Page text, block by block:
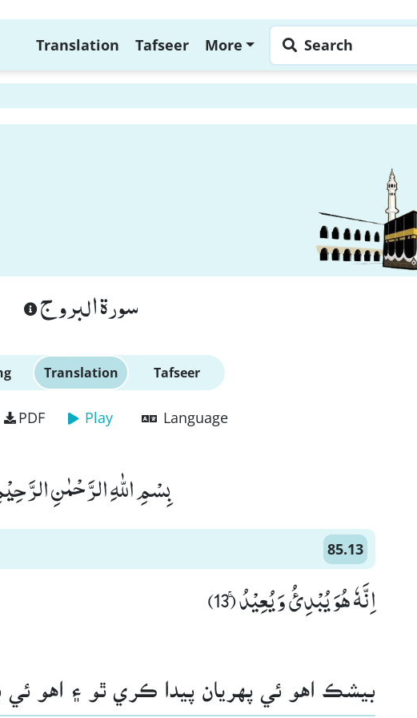
Translation Tafseer More Search
سورة البروج
Translation Tafseer
PDF Play Language
بِسْمِ اللّٰهِ الرَّحْمٰنِ
85.13
اِنَّهٗ هُوَ یُبْدِئُ وَ یُعِیْدُۚ (13)
بيشڪ اهو ئي پهريان پيدا ڪري ٿو ۽ اهو ئي